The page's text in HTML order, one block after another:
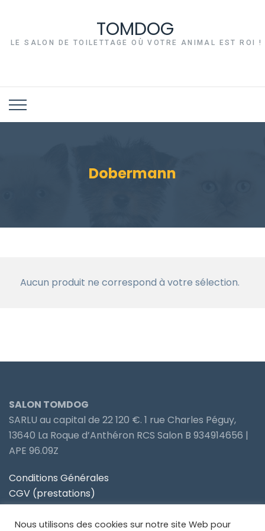
TOMDOG
LE SALON DE TOILETTAGE OÙ VOTRE ANIMAL EST ROI !
Dobermann
Aucun produit ne correspond à votre sélection.
SALON TOMDOG
SARLU au capital de 22 120 €. 1 rue Charles Péguy,
13640 La Roque d’Anthéron RCS Salon B 934914656 |
APE 96.09Z
Conditions Générales
CGV (prestations)
Politique de confidentialité
Nous utilisons des cookies sur notre site Web pour